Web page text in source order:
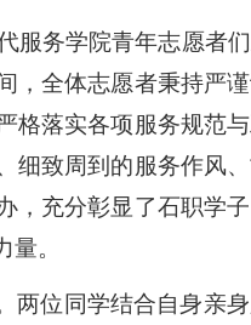
服务学院青年志愿者
，全体志愿者秉持严
格落实各项服务规范
细致周到的服务作风
，充分彰显了石职学
。
两位同学结合自身亲